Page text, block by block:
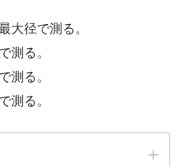
大径で測る。
測る。
測る。
測る。